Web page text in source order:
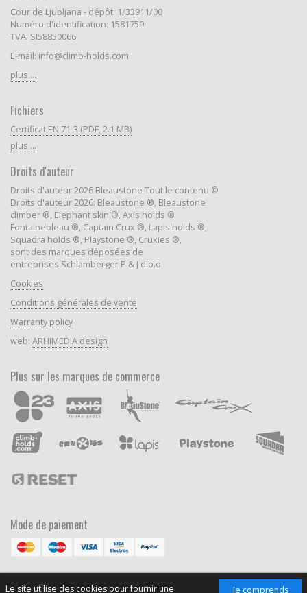
Je comprends
Le site utilise des cookies pour fournir une
Cour de Ljubljana - dépôt: 1/33911/00
Numéro d'identification: 1581759
TVA: SI58850066
E-mail: info@climb-holds.com
plus ...
Fichiers
Certificat EN 71-3 (PDF, 2.1 MB)
plus ...
Droits d'auteur
Droits d'auteur 2026 Bleaustone Tout le contenu ©
Droits d'auteur 2026: Bleaustone ®, Bleaustone
climber ®, Elephant skin ®, Axis holds ®
Fontainebleau ®, Captain Crux ®, Lapis holds ®,
Squadra holds ®, Playstone ®, Cruxies ®,
sont des marques déposées de
entreprises Schlamberger P & J d.o.o.
Cookies
Conditions générales de vente
Warranty policy
web: ARHIMEDIA design
Plus sur les marques de commerce
Mode de paiement